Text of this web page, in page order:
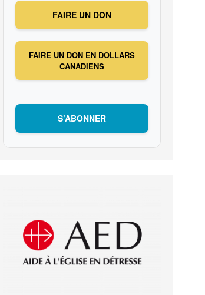
FAIRE UN DON
FAIRE UN DON EN DOLLARS
CANADIENS
S’ABONNER